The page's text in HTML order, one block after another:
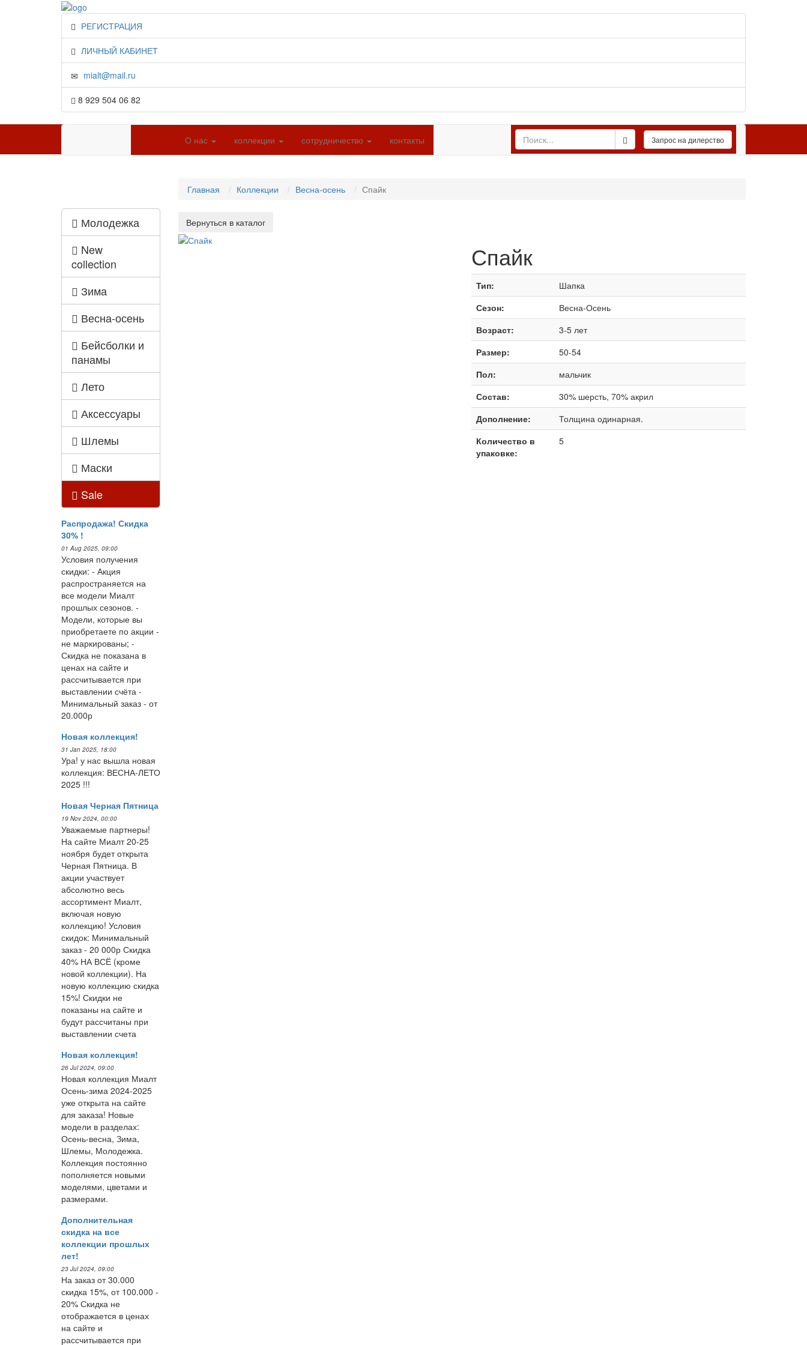
РЕГИСТРАЦИЯ
ЛИЧНЫЙ КАБИНЕТ
mialt@mail.ru
8 929 504 06 82
О нас коллекции сотрудничество контакты
Молодежка
New
collection
Зима
Весна-осень
Бейсболки и
панамы
Лето
Аксессуары
Шлемы
Маски
Sale
Распродажа! Скидка
30% !
01 Aug 2025, 09:00
Условия получения
скидки: - Акция
распространяется на
все модели Миалт
прошлых сезонов. -
Модели, которые вы
приобретаете по акции -
не маркированы; -
Скидка не показана в
ценах на сайте и
рассчитывается при
выставлении счёта -
Минимальный заказ - от
20.000р
Новая коллекция!
31 Jan 2025, 18:00
Ура! у нас вышла новая
коллекция: ВЕСНА-ЛЕТО
2025 !!!
Новая Черная Пятница
19 Nov 2024, 00:00
Уважаемые партнеры!
На сайте Миалт 20-25
ноября будет открыта
Черная Пятница. В
акции участвует
абсолютно весь
ассортимент Миалт,
включая новую
коллекцию! Условия
скидок: Минимальный
заказ - 20 000р Скидка
40% НА ВСЁ (кроме
новой коллекции). На
новую коллекцию скидка
15%! Скидки не
показаны на сайте и
будут рассчитаны при
выставлении счета
Новая коллекция!
26 Jul 2024, 09:00
Новая коллекция Миалт
Осень-зима 2024-2025
уже открыта на сайте
для заказа! Новые
модели в разделах:
Осень-весна, Зима,
Шлемы, Молодежка.
Коллекция постоянно
пополняется новыми
моделями, цветами и
размерами.
Дополнительная
скидка на все
коллекции прошлых
лет!
23 Jul 2024, 09:00
На заказ от 30.000
скидка 15%, от 100.000 -
20% Скидка не
отображается в ценах
на сайте и
рассчитывается при
Главная Коллекции Весна-осень Спайк
Спайк
Тип:
Шапка
Сезон:
Весна-Осень
Возраст:
3-5 лет
Размер:
50-54
Пол:
мальчик
Состав:
30% шерсть, 70% акрил
Дополнение:
Толщина одинарная.
Количество в
упаковке:
5